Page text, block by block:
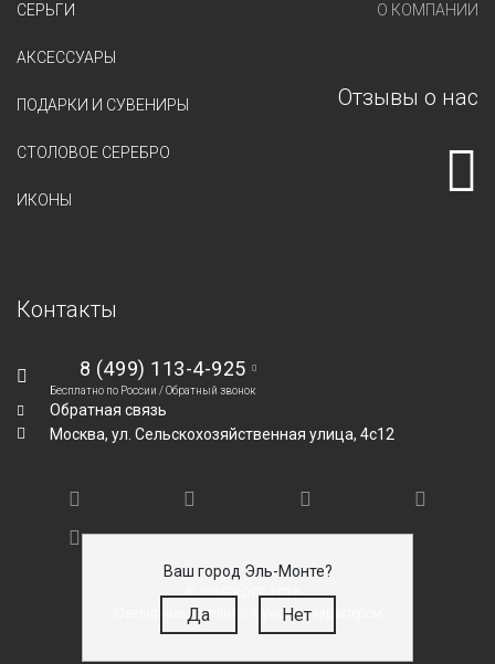
Ваш город Эль-Монте?
Да Нет
СЕРЬГИ
АКСЕССУАРЫ
ПОДАРКИ И СУВЕНИРЫ
СТОЛОВОЕ СЕРЕБРО
ИКОНЫ
О КОМПАНИИ
Отзывы о нас
Контакты
8 (499) 113-4-925
Бесплатно по России /Обратный звонок
Обратная связь
Москва, ул. Сельскохозяйственная улица, 4с12
© SILVEROFF 2026
Ювелирные изделия с мужским характером